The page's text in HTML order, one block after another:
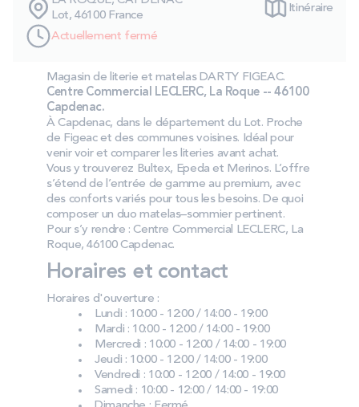
PROMOS
Nos engagements
Storelocator
ContactMon compte
Lot, 46100 France
Itinéraire
Actuellement fermé
Magasin de literie et matelas DARTY FIGEAC.
Centre Commercial LECLERC, La Roque -- 46100
Capdenac.
À Capdenac, dans le département du Lot. Proche
de Figeac et des communes voisines. Idéal pour
venir voir et comparer les literies avant achat.
Vous y trouverez Bultex, Epeda et Merinos. L’offre
s’étend de l’entrée de gamme au premium, avec
des conforts variés pour tous les besoins. De quoi
composer un duo matelas–sommier pertinent.
Pour s’y rendre : Centre Commercial LECLERC, La
Roque, 46100 Capdenac.
Horaires et contact
Horaires d'ouverture :
Lundi : 10:00 - 12:00 / 14:00 - 19:00
Mardi : 10:00 - 12:00 / 14:00 - 19:00
Mercredi : 10:00 - 12:00 / 14:00 - 19:00
Jeudi : 10:00 - 12:00 / 14:00 - 19:00
Vendredi : 10:00 - 12:00 / 14:00 - 19:00
Samedi : 10:00 - 12:00 / 14:00 - 19:00